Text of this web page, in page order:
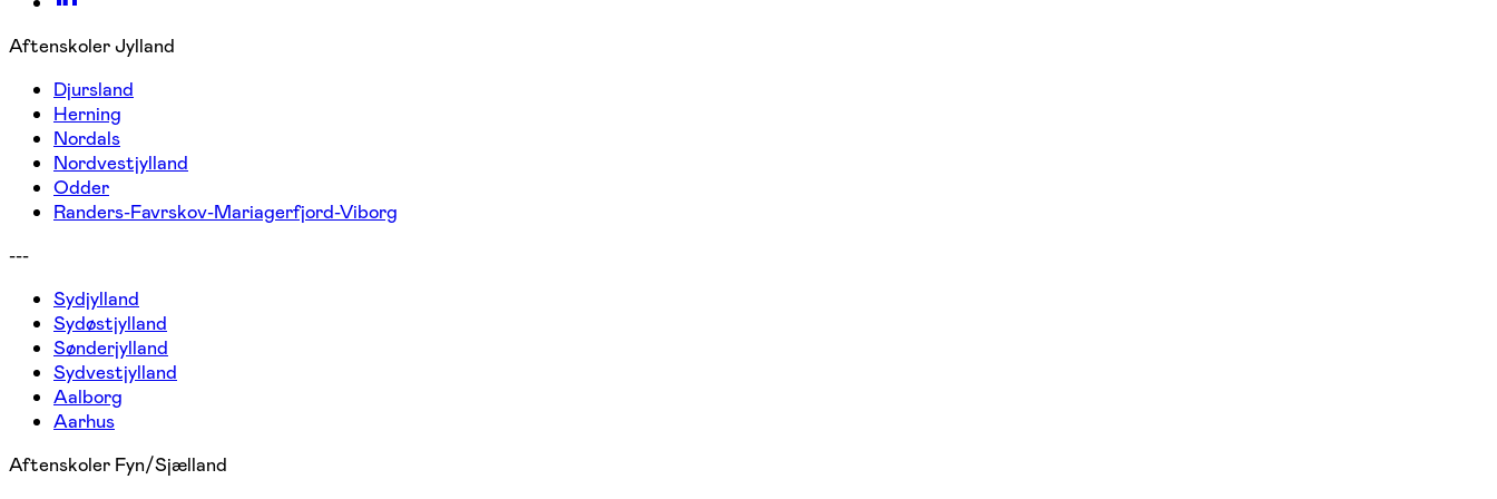
Aftenskoler Jylland
Djursland
Herning
Nordals
Nordvestjylland
Odder
Randers-Favrskov-Mariagerfjord-Viborg
---
Sydjylland
Sydøstjylland
Sønderjylland
Sydvestjylland
Aalborg
Aarhus
Aftenskoler Fyn/Sjælland